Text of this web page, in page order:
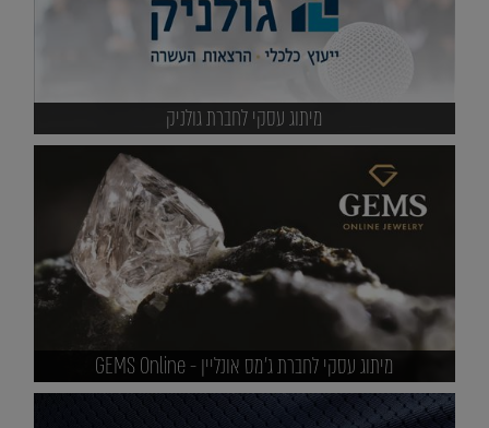
מיתוג עסקי לחברת גולניק
מיתוג עסקי לחברת ג'מס אונליין - GEMS Online